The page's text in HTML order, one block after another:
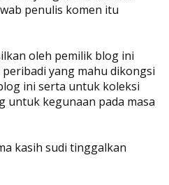
penulis komen itu
oleh pemilik blog ini
yang mahu dikongsi
ini serta untuk koleksi
untuk kegunaan pada masa
kasih sudi tinggalkan